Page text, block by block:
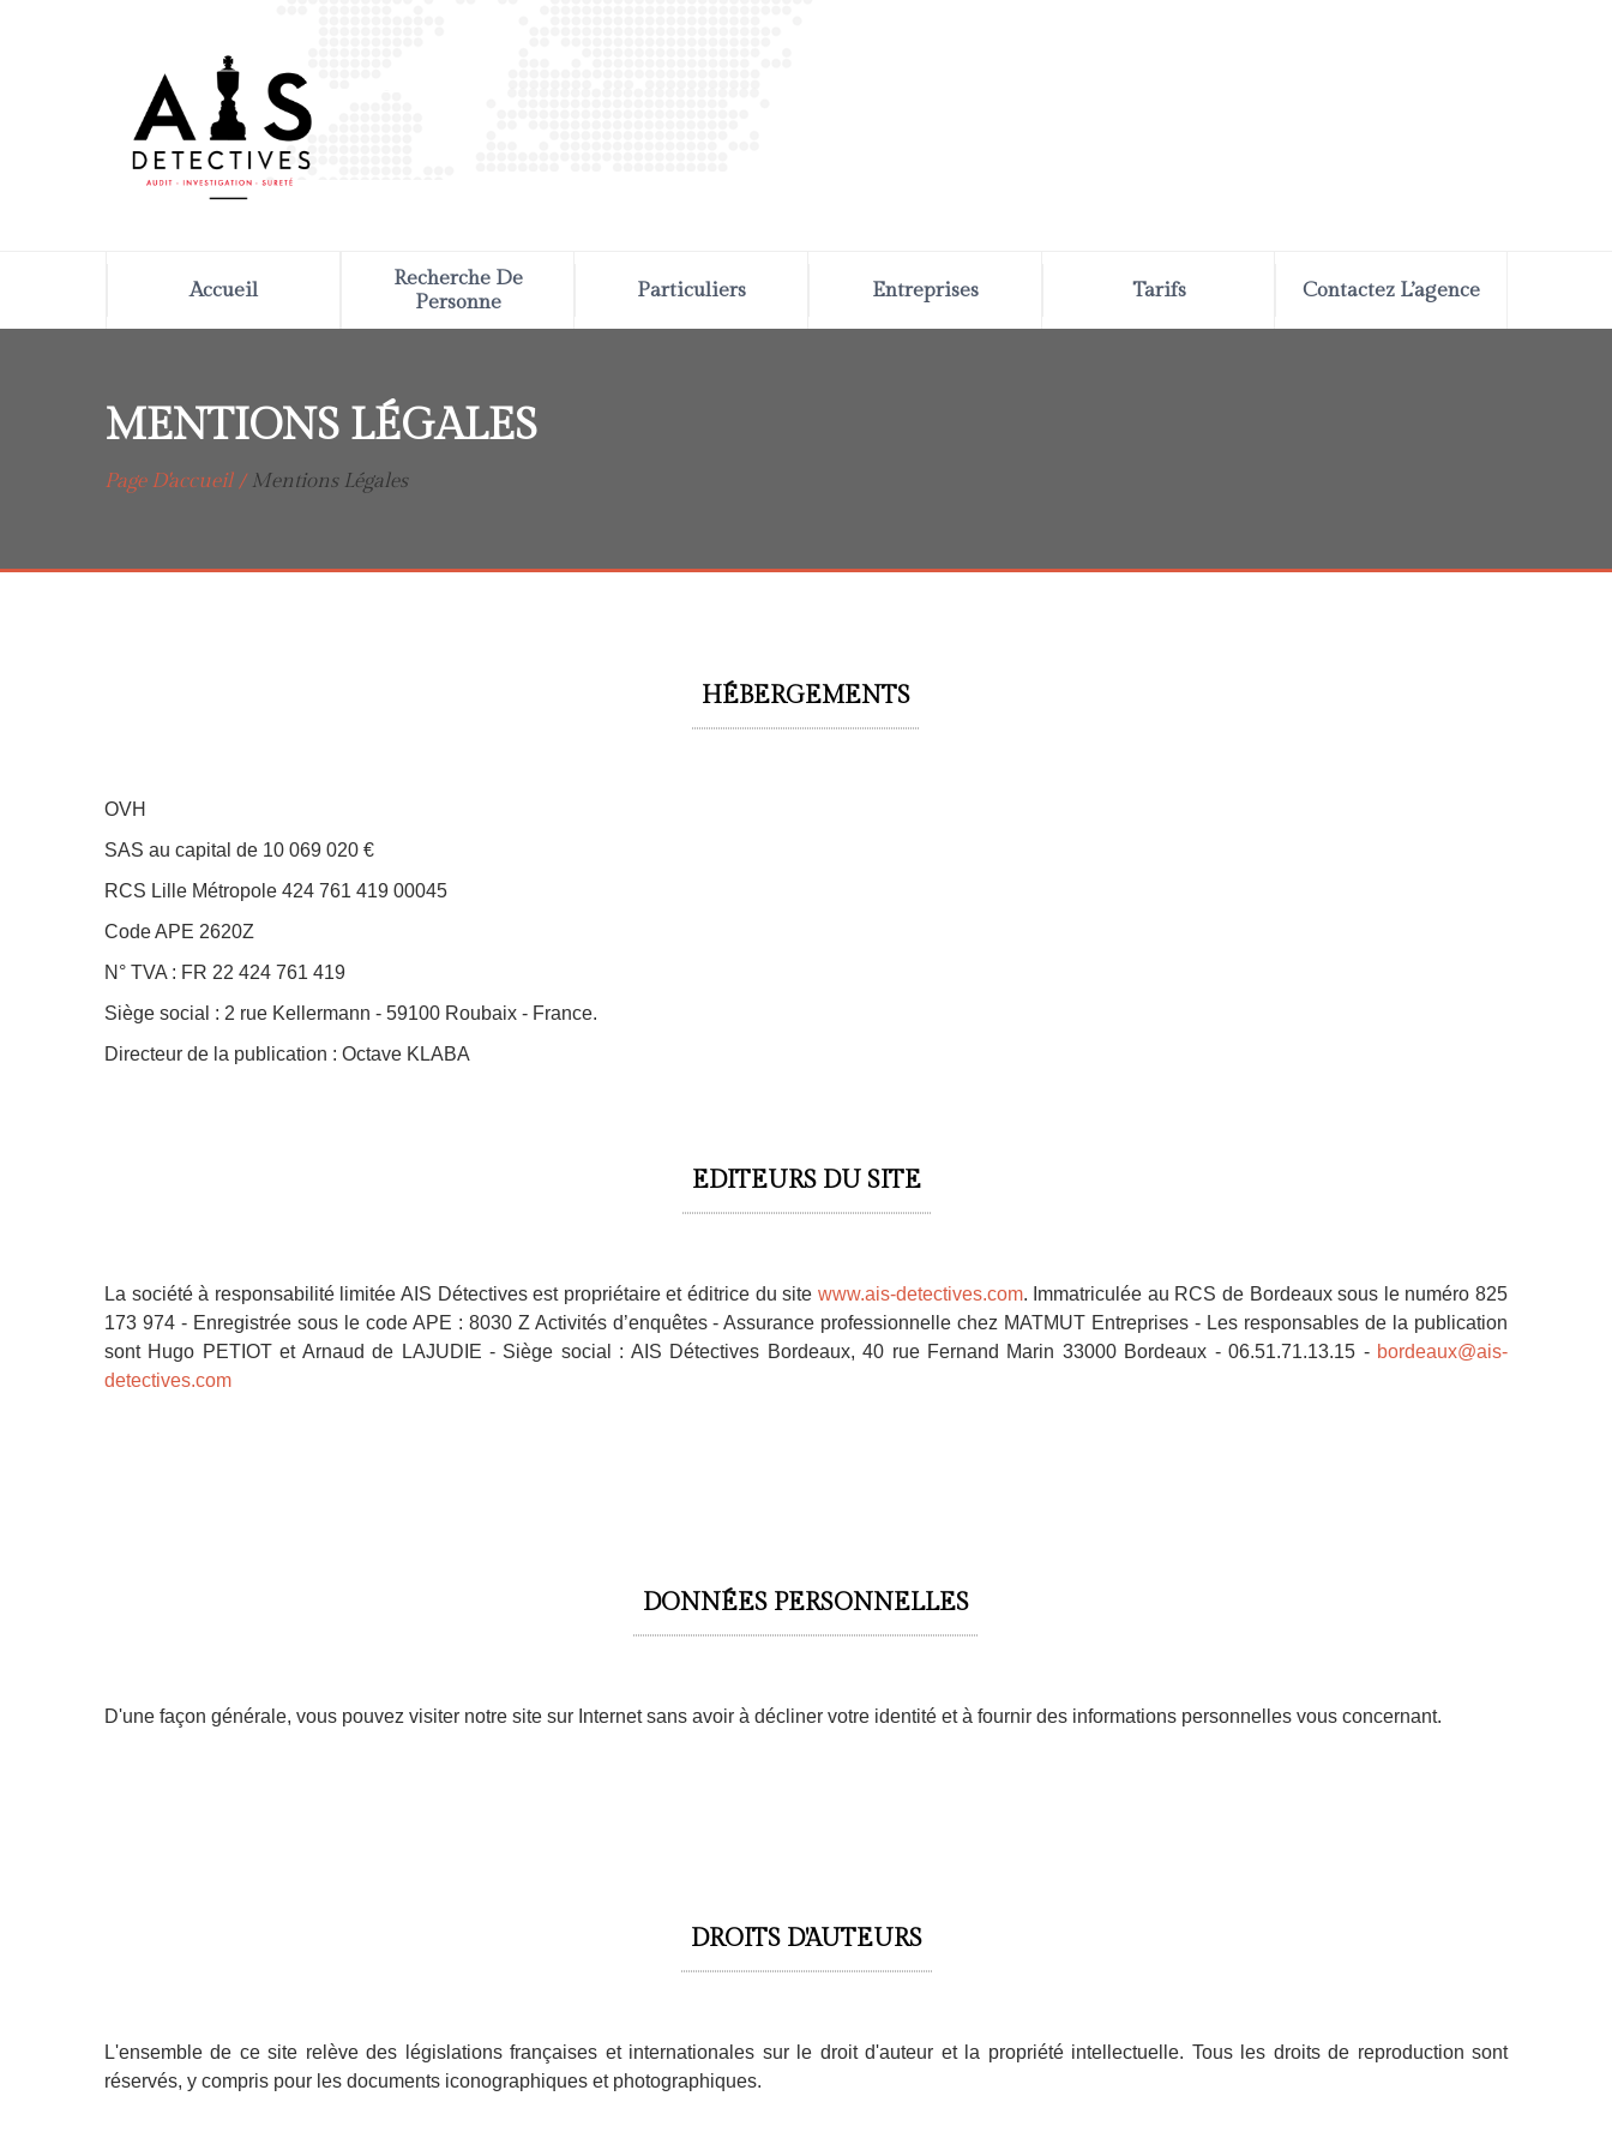
Accueil
Recherche De
Personne
Particuliers Entreprises Tarifs Contactez L’agence
MENTIONS LÉGALES
Page D'accueil Mentions Légales
HÉBERGEMENTS
OVH
SAS au capital de 10 069 020 €
RCS Lille Métropole 424 761 419 00045
Code APE 2620Z
N° TVA : FR 22 424 761 419
Siège social : 2 rue Kellermann - 59100 Roubaix - France.
Directeur de la publication : Octave KLABA
EDITEURS DU SITE
La société à responsabilité limitée AIS Détectives est propriétaire et éditrice du site www.ais-detectives.com. Immatriculée au RCS de Bordeaux sous le numéro 825
173 974 - Enregistrée sous le code APE : 8030 Z Activités d’enquêtes - Assurance professionnelle chez MATMUT Entreprises - Les responsables de la publication
sont Hugo PETIOT et Arnaud de LAJUDIE - Siège social : AIS Détectives Bordeaux, 40 rue Fernand Marin 33000 Bordeaux - 06.51.71.13.15 - bordeaux@ais-
detectives.com
DONNÉES PERSONNELLES
D'une façon générale, vous pouvez visiter notre site sur Internet sans avoir à décliner votre identité et à fournir des informations personnelles vous concernant.
DROITS D'AUTEURS
L'ensemble de ce site relève des législations françaises et internationales sur le droit d'auteur et la propriété intellectuelle. Tous les droits de reproduction sont
réservés, y compris pour les documents iconographiques et photographiques.